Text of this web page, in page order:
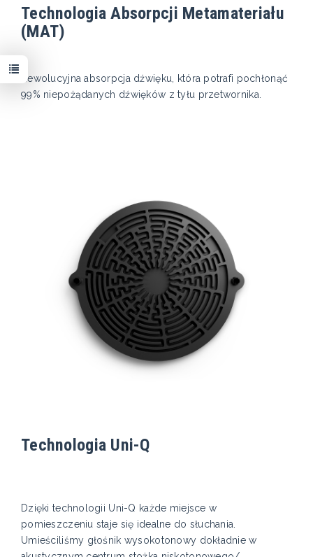
Technologia Absorpcji Metamateriału
(MAT)
Rewolucyjna absorpcja dźwięku, która potrafi pochłonąć
99% niepożądanych dźwięków z tyłu przetwornika.
Technologia Uni-Q
Dzięki technologii Uni-Q każde miejsce w
pomieszczeniu staje się idealne do słuchania.
Umieściliśmy głośnik wysokotonowy dokładnie w